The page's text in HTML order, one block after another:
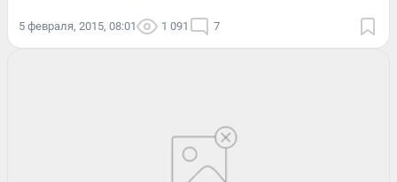
5 февраля, 2015, 08:01 1 091 7